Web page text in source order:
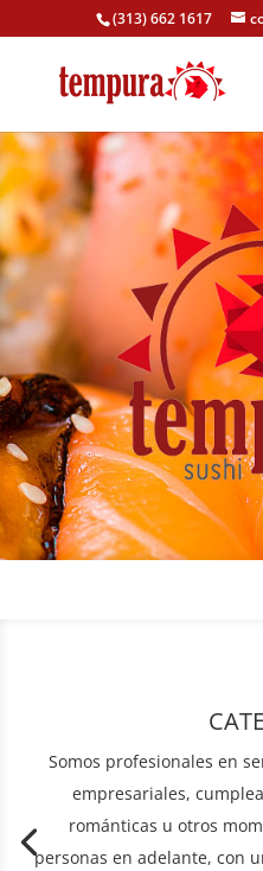
(313) 662 1617
Somos profesionales en
empresariales,
románticas u otros
personas en adelante, con